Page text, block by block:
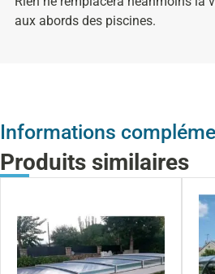
aux abords des piscines.
Informations
Produits similaires